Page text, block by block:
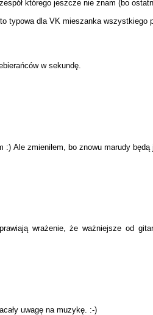
którego jeszcze nie znam (bo
typowa dla VK mieszanka wszystkiego
w sekundę.
Ale zmieniłem, bo znowu marudy
wrażenie, że ważniejsze od
uwagę na muzykę. :-)